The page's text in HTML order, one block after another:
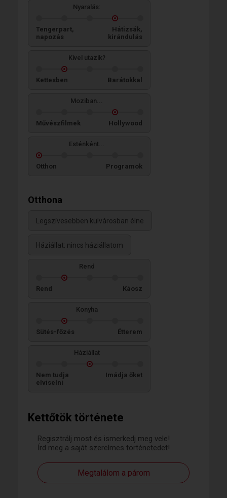
Kettőtök története
Regisztrálj most és ismerkedj meg vele!
Írd meg a saját szerelmes történetedet!
Megtalálom a párom
Nyaralás:
Tengerpart,
napozás
Hátizsák,
kirándulás
Kivel utazik?
Kettesben Barátokkal
Moziban...
Művészfilmek Hollywood
Esténként...
Otthon Programok
Otthona
Legszívesebben külvárosban élne
Háziállat: nincs háziállatom
Rend
Rend Káosz
Konyha
Sütés-főzés Étterem
Háziállat
Nem tudja
elviselni
Imádja őket